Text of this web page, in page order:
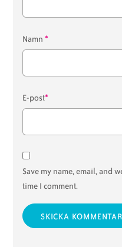
Namn*
E-post*
Save my name, email, and
time I comment.